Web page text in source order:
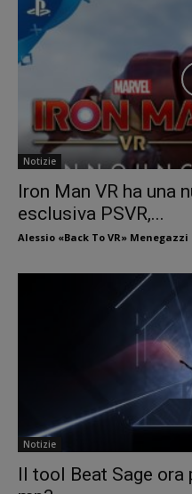
Notizie
Iron Man VR ha una
esclusiva PSVR,...
Alessio «Back To VR» Menegazzi
Notizie
Il tool Beat Sage